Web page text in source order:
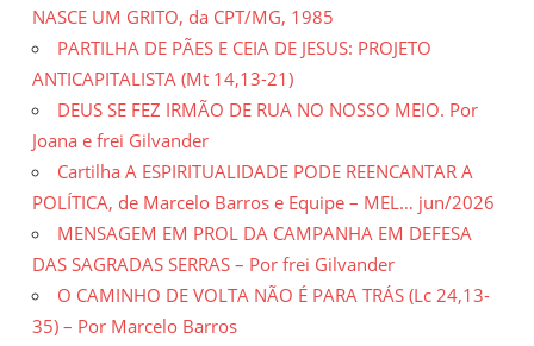
NASCE UM GRITO, da CPT/MG, 1985
PARTILHA DE PÃES E CEIA DE JESUS: PROJETO
ANTICAPITALISTA (Mt 14,13-21)
DEUS SE FEZ IRMÃO DE RUA NO NOSSO MEIO. Por
Joana e frei Gilvander
Cartilha A ESPIRITUALIDADE PODE REENCANTAR A
POLÍTICA, de Marcelo Barros e Equipe – MEL… jun/2026
MENSAGEM EM PROL DA CAMPANHA EM DEFESA
DAS SAGRADAS SERRAS – Por frei Gilvander
O CAMINHO DE VOLTA NÃO É PARA TRÁS (Lc 24,13-
35) – Por Marcelo Barros